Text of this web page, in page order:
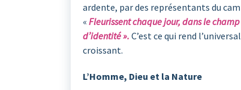
ardente, par des représentants du
« Fleurissent chaque jour, dans le
d’identité ». C’est ce qui rend
croissant.
L’Homme, Dieu et la Nature